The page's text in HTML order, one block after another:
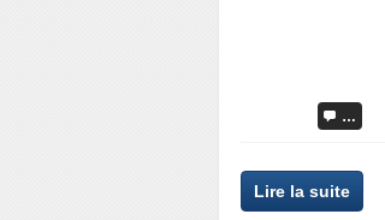
…
Lire la suite